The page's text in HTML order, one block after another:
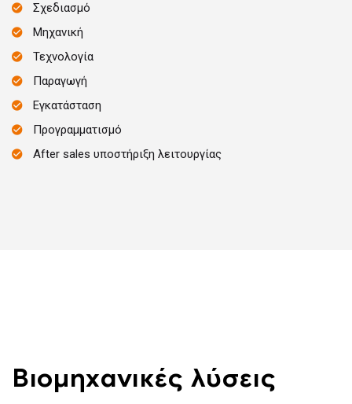
Σχεδιασμό
Μηχανική
Τεχνολογία
Παραγωγή
Εγκατάσταση
Προγραμματισμό
After sales υποστήριξη λειτουργίας
Bιομηχανικές λύσεις